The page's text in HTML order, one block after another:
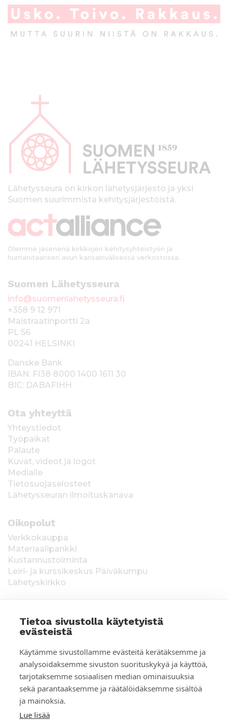
Tietoa sivustolla käytetyistä
evästeistä
Käytämme sivustollamme evästeitä kerätäksemme ja
analysoidaksemme sivuston suorituskykyä ja käyttöä,
tarjotaksemme sosiaalisen median ominaisuuksia
sekä parantaaksemme ja räätälöidäksemme sisältöä
ja mainoksia.
Lue lisää
p
kLähetysseura on kirkon lähetysjärjestö ja yksi
Suomen suurimmista kehitysjärjestöistä.
Olemme jäsenenä kirkkojen kehitysyhteistyön ja
humanitaarisen avun kansainvälisessä verkostossa.
Suomen Lähetysseura
info@suomenlahetysseura.fi
+358 9 12 971
Maistraatinportti 2a
PL 56
00241 HELSINKI
Danske Bank
IBAN: FI38 8000 1400 1611 30
BIC: DABAFIHH
Ota yhteyttä
Yhteystiedot
Työpaikat
Palaute
Kuvat, videot ja logot
Medialle
Tietosuojaselosteet
Lähetysseuran ilmoituskanava
Oikopolut
Verkkokauppa
Materiaalipankki
Kustannustoiminta
Leiri- ja kurssikeskus Päiväkumpu
Lähetyskirkko
voimassa toistaiseksi 1.1.2021 alkaen, myönnetty
1.12.2020, Poliisihallitus. Ahvenanmaa ÅLR
2025/5437, voimassa 1.1.–31.12.2026, myönnetty
28.8.2025 Ahvenanmaan maakuntahallitus. Kerätyt
varat käytetään Suomen Lähetysseuran
ulkomaantyöhön. Lahjoittajan tiedot tallennetaan
Suomen Lähetysseuran yhteystietorekisteriin. Lue